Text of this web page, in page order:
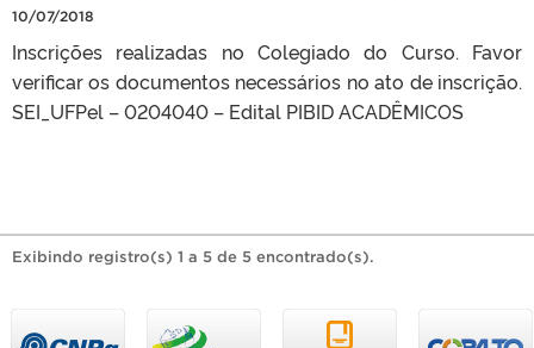
10/07/2018
Inscrições realizadas no Colegiado do Curso. Favor
verificar os documentos necessários no ato de inscrição.
SEI_UFPel – 0204040 – Edital PIBID ACADÊMICOS
Exibindo registro(s) 1 a 5 de 5 encontrado(s).